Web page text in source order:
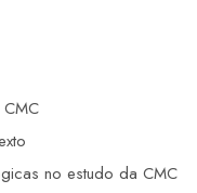
no estudo da CMC